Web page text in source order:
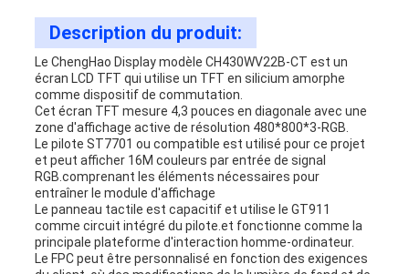
Description du produit:
Le ChengHao Display modèle CH430WV22B-CT est un
écran LCD TFT qui utilise un TFT en silicium amorphe
comme dispositif de commutation.
Cet écran TFT mesure 4,3 pouces en diagonale avec une
zone d'affichage active de résolution 480*800*3-RGB.
Le pilote ST7701 ou compatible est utilisé pour ce projet
et peut afficher 16M couleurs par entrée de signal
RGB.comprenant les éléments nécessaires pour
entraîner le module d'affichage
Le panneau tactile est capacitif et utilise le GT911
comme circuit intégré du pilote.et fonctionne comme la
principale plateforme d'interaction homme-ordinateur.
Le FPC peut être personnalisé en fonction des exigences